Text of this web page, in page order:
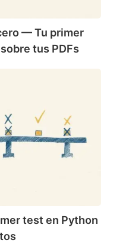
— Tu primer
tus PDFs
test en Python